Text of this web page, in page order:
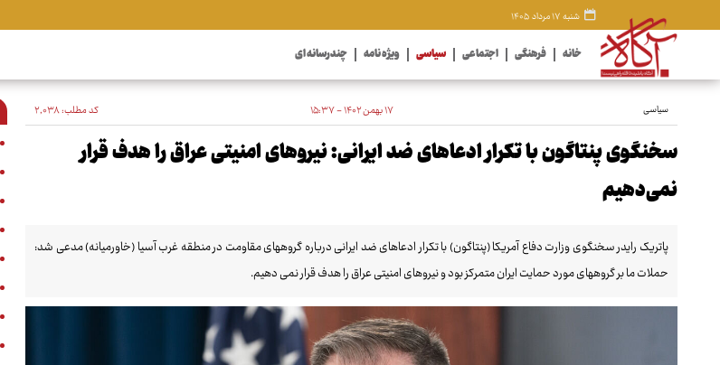
شنبه ۱۷ مرداد ۱۴۰۵
خانه فرهنگی اجتماعی سیاسی ویژه نامه چندرسانه ای
سیاسی ۱۷ بهمن ۱۴۰۲ - ۱۵:۳۷ کد مطلب:۲٬۰۳۸
سخنگوی پنتاگون با تکرار ادعاهای ضد ایرانی: نیروهای امنیتی عراق را هدف قرار
نمی‌دهیم
پاتریک رایدر سخنگوی وزارت دفاع آمریکا (پنتاگون) با تکرار ادعاهای ضد ایرانی درباره گروههای مقاومت در منطقه غرب آسیا (خاورمیانه) مدعی شد:
حملات ما بر گروههای مورد حمایت ایران متمرکز بود و نیروهای امنیتی عراق را هدف قرار نمی دهیم.